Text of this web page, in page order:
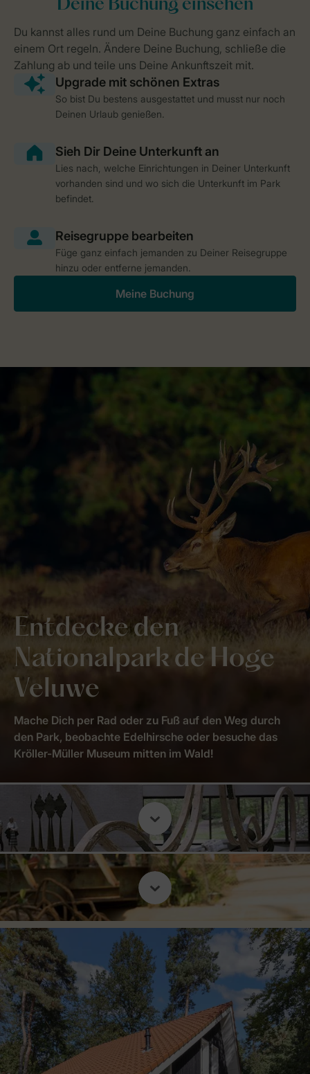
So bist Du bestens ausgestattet und musst nur noch
Deinen Urlaub genießen.
Lies nach, welche Einrichtungen in Deiner Unterkunft
vorhanden sind und wo sich die Unterkunft im Park
befindet.
Füge ganz einfach jemanden zu Deiner Reisegruppe
hinzu oder entferne jemanden.
Meine Buchung
Entdecke den
Nationalpark de Hoge
Veluwe
Mache Dich per Rad oder zu Fuß auf den Weg durch
den Park, beobachte Edelhirsche oder besuche das
Kröller-Müller Museum mitten im Wald!